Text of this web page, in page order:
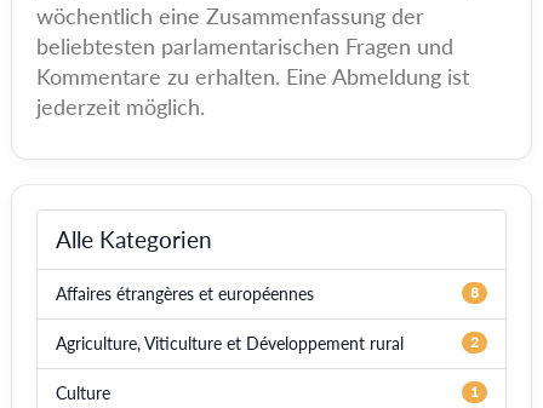
wöchentlich eine Zusammenfassung der
beliebtesten parlamentarischen Fragen und
Kommentare zu erhalten. Eine Abmeldung ist
jederzeit möglich.
Alle Kategorien
Affaires étrangères et européennes 8
Agriculture, Viticulture et Développement rural 2
Culture 1